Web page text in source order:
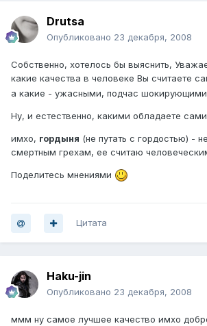
Drutsa
Опубликовано 23 декабря, 2008
Собственно, хотелось бы выяснить,
какие качества в человеке Вы считаете
а какие - ужасными, подчас
Ну, и естественно, какими обладаете
имхо, гордыня (не путать с гордостью) -
смертным грехам, ее считаю
Поделитесь мнениями
Цитата
Haku-jin
Опубликовано 23 декабря, 2008
ммм ну самое лучшее качество имхо